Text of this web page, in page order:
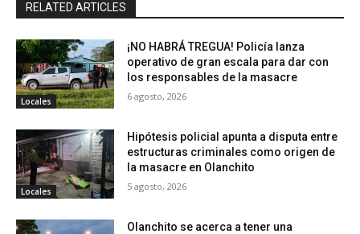
RELATED ARTICLES
Locales
¡NO HABRÁ TREGUA! Policía lanza
operativo de gran escala para dar con
los responsables de la masacre
6 agosto, 2026
Locales
Hipótesis policial apunta a disputa entre
estructuras criminales como origen de
la masacre en Olanchito
5 agosto, 2026
Olanchito se acerca a tener una